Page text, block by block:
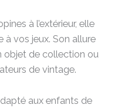
à l’extérieur, elle
vos jeux. Son allure
objet de collection ou
de vintage.
aux enfants de